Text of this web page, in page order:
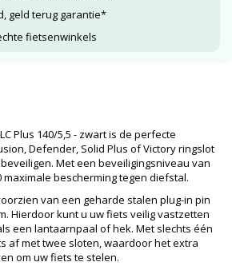
geld terug garantie*
fietsenwinkels
Plus 140/5,5 - zwart is de perfecte
Defender, Solid Plus of Victory ringslot
Met een beveiligingsniveau van
maximale bescherming tegen diefstal.
van een geharde stalen plug-in pin
Hierdoor kunt u uw fiets veilig vastzetten
een lantaarnpaal of hek. Met slechts één
af met twee sloten, waardoor het extra
om uw fiets te stelen.